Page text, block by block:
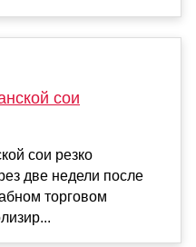
сои
сои резко
две недели после
торговом